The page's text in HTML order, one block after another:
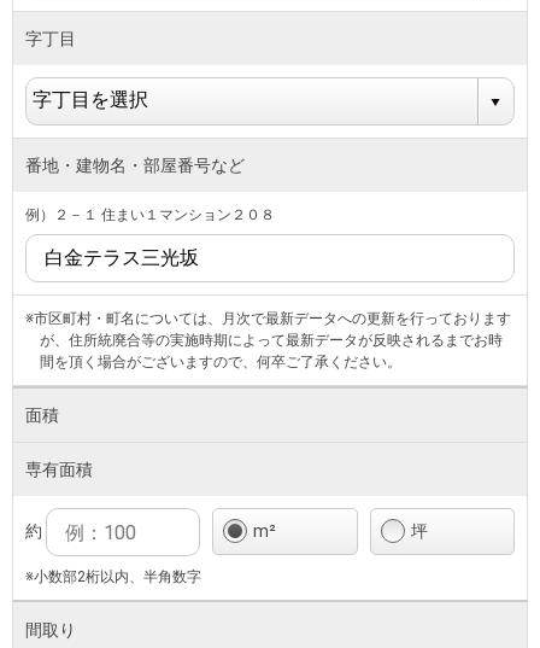
字丁目
番地・建物名・部屋番号など
例）２－１ 住まい１マンション２０８
※市区町村・町名については、月次で最新データへの更新を行っております
が、住所統廃合等の実施時期によって最新データが反映されるまでお時
間を頂く場合がございますので、何卒ご了承ください。
面積
専有面積
約 m² 坪
※小数部2桁以内、半角数字
間取り